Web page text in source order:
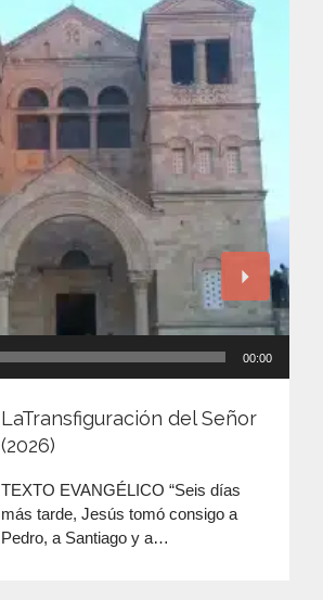
00:00
LaTransfiguración del Señor
(2026)
TEXTO EVANGÉLICO “Seis días
más tarde, Jesús tomó consigo a
Pedro, a Santiago y a…